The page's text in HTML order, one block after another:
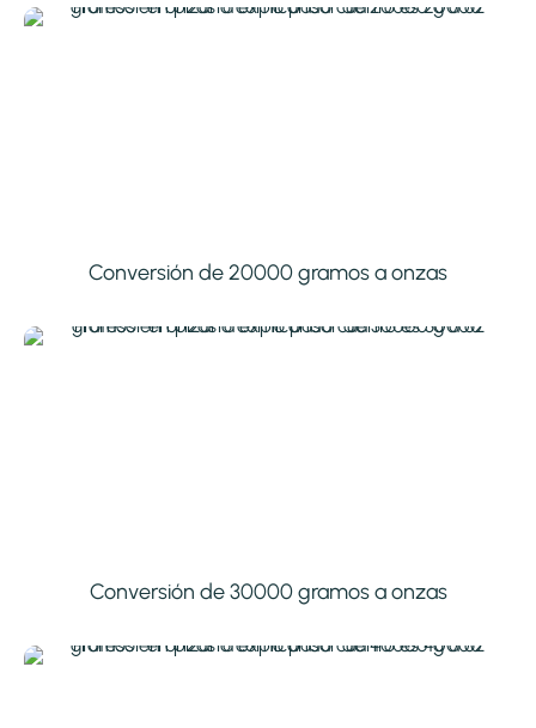
Conversión de 20000 gramos a onzas
Conversión de 30000 gramos a onzas